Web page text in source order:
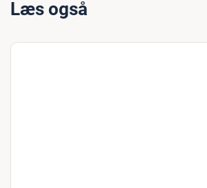
Læs også